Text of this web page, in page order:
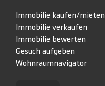
Immobilie kaufen/mieten
Immobilie verkaufen
Immobilie bewerten
Gesuch aufgeben
Wohnraumnavigator